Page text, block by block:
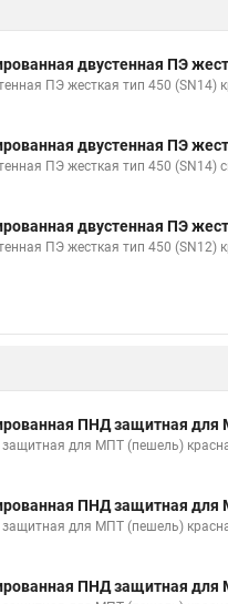
двустенная ПЭ
ПЭ жесткая тип 450
двустенная ПЭ
ПЭ жесткая тип 450
двустенная ПЭ
ПЭ жесткая тип 450
ПНД защитная
для МПТ (пешель)
ПНД защитная
для МПТ (пешель)
ПНД защитная